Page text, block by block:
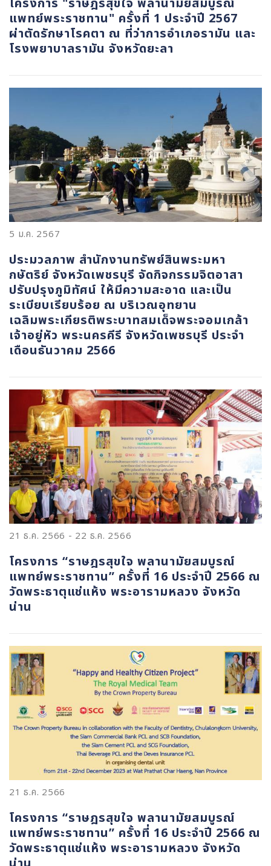
แพทย์พระราชทาน" ครั้งที่ 1 ประจำปี 2567
ผ่าตัดรักษาโรคตา ณ ที่ว่าการอำเภอรามัน และ
โรงพยาบาลรามัน จังหวัดยะลา
5 ม.ค. 2567
ประมวลภาพ สำนักงานทรัพย์สินพระมหา
กษัตริย์ จังหวัดเพชรบุรี จัดกิจกรรมจิตอาสา
ปรับปรุงภูมิทัศน์ ให้มีความสะอาด และเป็น
ระเบียบเรียบร้อย ณ บริเวณอุทยาน
เฉลิมพระเกียรติพระบาทสมเด็จพระจอมเกล้า
เจ้าอยู่หัว พระนครคีรี จังหวัดเพชรบุรี ประจำ
เดือนธันวาคม 2566
21 ธ.ค. 2566 - 22 ธ.ค. 2566
โครงการ “ราษฎรสุขใจ พลานามัยสมบูรณ์
แพทย์พระราชทาน” ครั้งที่ 16 ประจำปี 2566 ณ
วัดพระธาตุแช่แห้ง พระอารามหลวง จังหวัด
น่าน
21 ธ.ค. 2566
โครงการ “ราษฎรสุขใจ พลานามัยสมบูรณ์
แพทย์พระราชทาน” ครั้งที่ 16 ประจำปี 2566 ณ
วัดพระธาตุแช่แห้ง พระอารามหลวง จังหวัด